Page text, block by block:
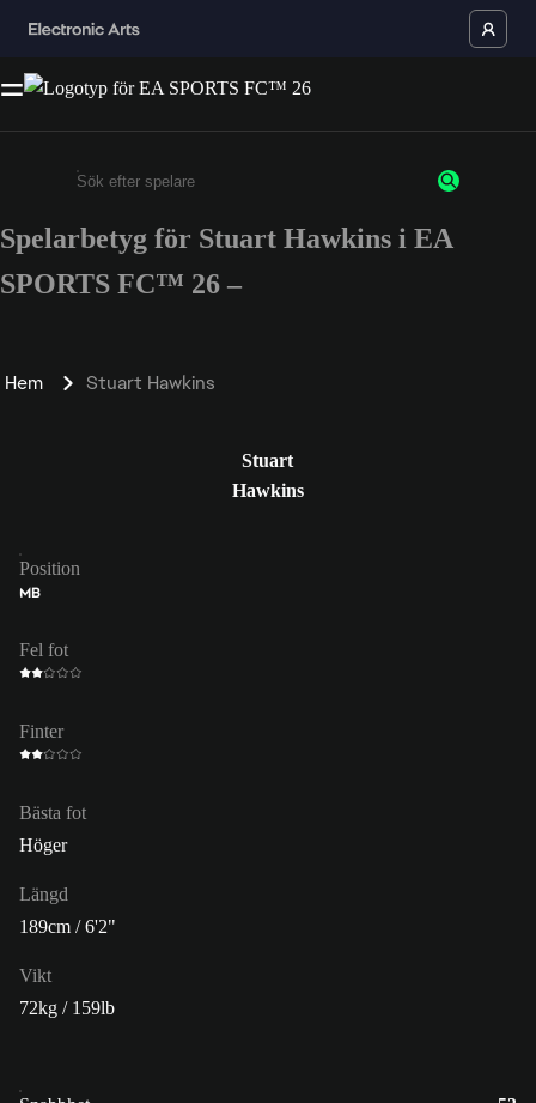
Ange minst 3 tecken eller siffror
Spelarbetyg för Stuart Hawkins i EA
SPORTS FC™ 26 –
Hem Stuart Hawkins
Stuart
Hawkins
Position
MB
Fel fot
Finter
Bästa fot
Höger
Längd
189cm / 6'2"
Vikt
72kg / 159lb